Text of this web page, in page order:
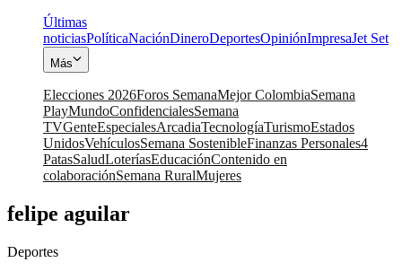
Últimas
noticiasPolíticaNaciónDineroDeportesOpiniónImpresaJet Set
Más
Elecciones 2026Foros SemanaMejor ColombiaSemana
PlayMundoConfidencialesSemana
TVGenteEspecialesArcadiaTecnologíaTurismoEstados
UnidosVehículosSemana SostenibleFinanzas Personales4
PatasSaludLoteríasEducaciónContenido en
colaboraciónSemana RuralMujeres
felipe aguilar
Deportes